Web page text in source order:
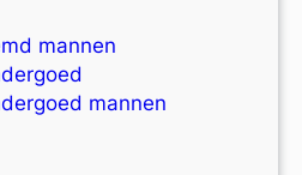
mannen
mannen